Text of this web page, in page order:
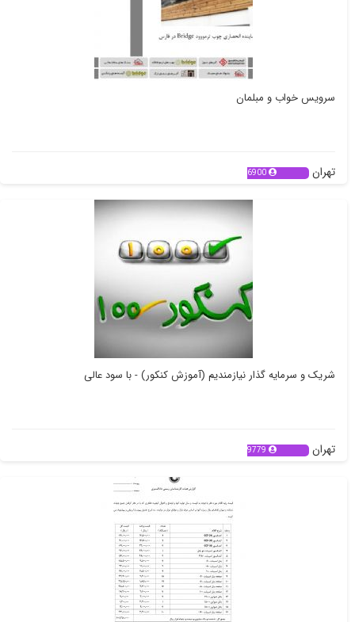
سرویس خواب و مبلمان
تهران 6900
شریک و سرمایه گذار نیازمندیم (آموزش کنکور) - با سود عالی
تهران 9779